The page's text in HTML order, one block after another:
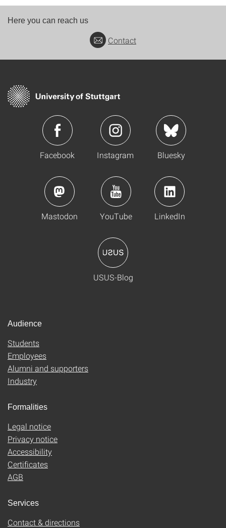
Here you can reach us
Contact
Facebook Instagram Bluesky
Mastodon YouTube LinkedIn
USUS-Blog
Audience
Students
Employees
Alumni and supporters
Industry
Formalities
Legal notice
Privacy notice
Accessibility
Certificates
AGB
Services
Contact & directions